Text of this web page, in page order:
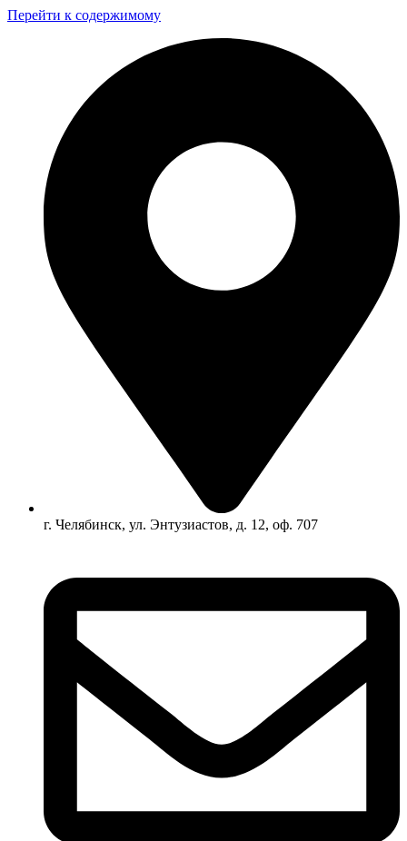
Перейти к содержимому
г. Челябинск, ул. Энтузиастов, д. 12, оф. 707